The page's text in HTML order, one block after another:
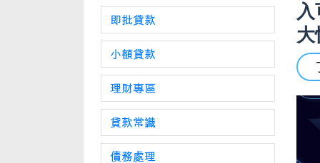
即批貸款
小額貸款
理財專區
貸款常識
債務處理
大